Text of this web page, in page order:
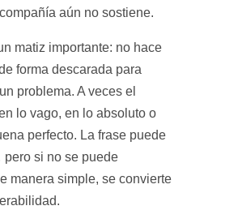
aún no sostiene.
matiz importante: no hace
forma descarada para
problema. A veces el
lo vago, en lo absoluto o
perfecto. La frase puede
si no se puede
manera simple, se convierte